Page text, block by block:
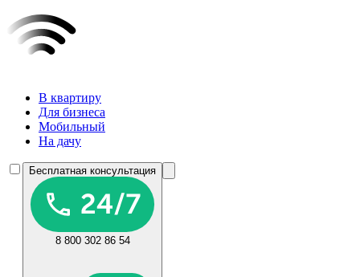
В квартиру
Для бизнеса
Мобильный
На дачу
Бесплатная консультация
8 800 302 86 54